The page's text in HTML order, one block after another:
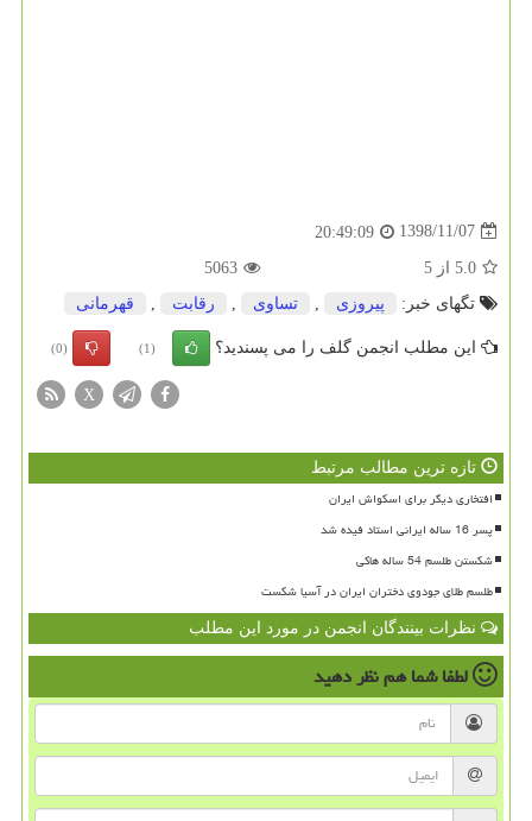
1398/11/07
20:49:09
5.0 از 5
5063
تگهای خبر:
پیروزی تساوی رقابت قهرمانی
این مطلب انجمن گلف را می پسندید؟ (1)
(0)
X
تازه ترین مطالب مرتبط
افتخاری دیگر برای اسکواش ایران
پسر 16 ساله ایرانی استاد فیده شد
شکستن طلسم 54 ساله هاکی
طلسم طلای جودوی دختران ایران در آسیا شکست
نظرات بینندگان انجمن در مورد این مطلب
لطفا شما همنظر دهید